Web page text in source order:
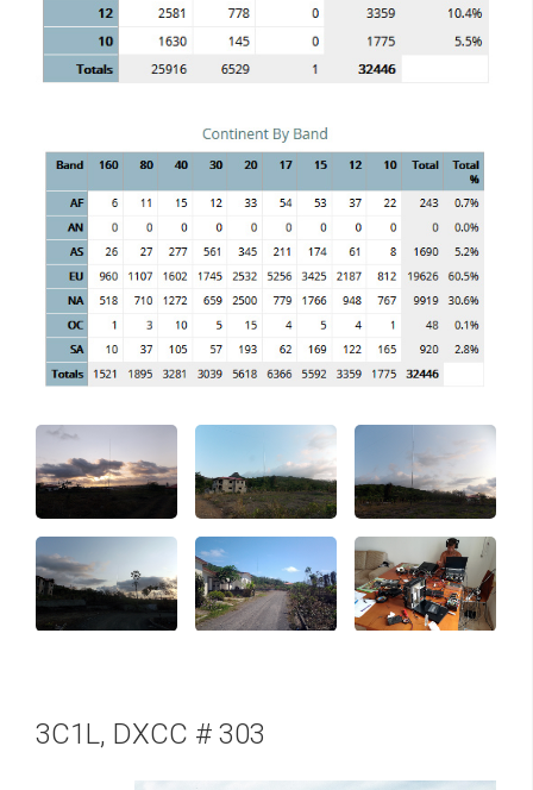
3C1L, DXCC # 303